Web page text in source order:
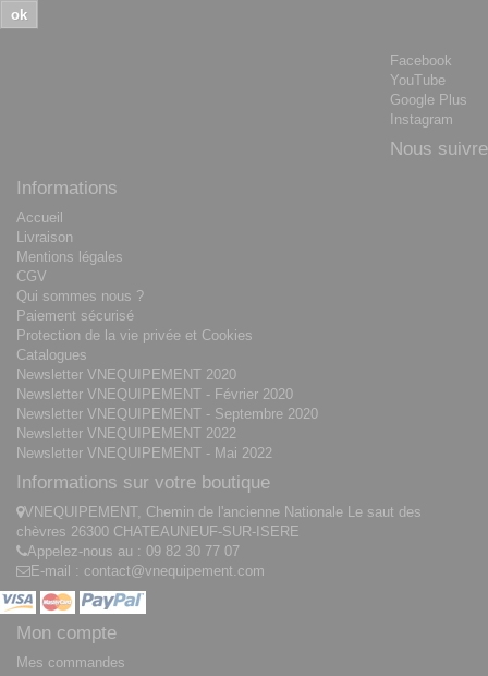
ok
Facebook
YouTube
Google Plus
Instagram
Nous suivre
Informations
Accueil
Livraison
Mentions légales
CGV
Qui sommes nous ?
Paiement sécurisé
Protection de la vie privée et Cookies
Catalogues
Newsletter VNEQUIPEMENT 2020
Newsletter VNEQUIPEMENT - Février 2020
Newsletter VNEQUIPEMENT - Septembre 2020
Newsletter VNEQUIPEMENT 2022
Newsletter VNEQUIPEMENT - Mai 2022
Informations sur votre boutique
VNEQUIPEMENT, Chemin de l'ancienne Nationale Le saut des
chèvres 26300 CHATEAUNEUF-SUR-ISERE
Appelez-nous au : 09 82 30 77 07
E-mail : contact@vnequipement.com
Mon compte
Mes commandes